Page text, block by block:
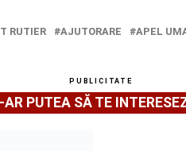
RUTIER AJUTORARE APEL
PUBLICITATE
AR PUTEA SĂ TE